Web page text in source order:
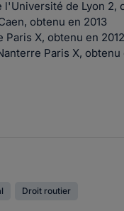
de Lyon 2,
obtenu en 2013
X, obtenu en 2012
Paris X, obtenu
Droit routier